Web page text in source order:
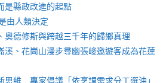
是縣政改進的起點
由人類決定
奧德修斯與跨越三千年的歸鄉真理
溪、花崗山漫步尋幽張峻邀遊客成為花蓮
思維 專家倡議「依烹調需求分工選油」